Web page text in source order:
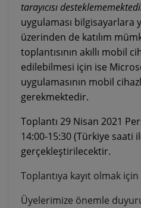
tarayıcısı
uygulaması bilgisayarlara
üzerinden de katılım
toplantısının akıllı mobil
edilebilmesi için ise
uygulamasının mobil
gerekmektedir.
Toplantı 29 Nisan 2021
14:00-15:30 (Türkiye saati
gerçekleştirilecektir.
Toplantıya kayıt olmak için
Üyelerimize önemle